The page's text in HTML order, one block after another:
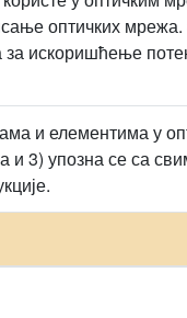
оптичких
искоришћење
и елементима у
и 3) упозна се са